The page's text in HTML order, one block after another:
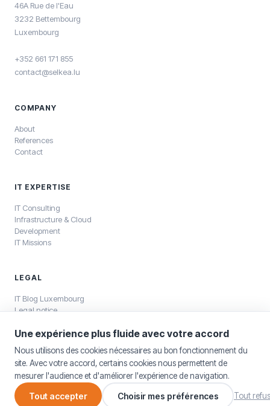
46A Rue de l'Eau
3232 Bettembourg
Luxembourg
+352 661 171 855
contact@selkea.lu
COMPANY
About
References
Contact
IT EXPERTISE
IT Consulting
Infrastructure & Cloud
Development
IT Missions
LEGAL
IT Blog Luxembourg
Legal notice
©2026SELKEA Sàrl — SELKEA Sàrl, capital 12 500 €, RCS Luxembourg
B196800
Legal noticeCookie settings Français
Une expérience plus fluide avec votre accord
Nous utilisons des cookies nécessaires au bon fonctionnement du
site. Avec votre accord, certains cookies nous permettent de
mesurer l'audience et d'améliorer l'expérience de navigation.
Tout accepter Choisir mes préférences Tout